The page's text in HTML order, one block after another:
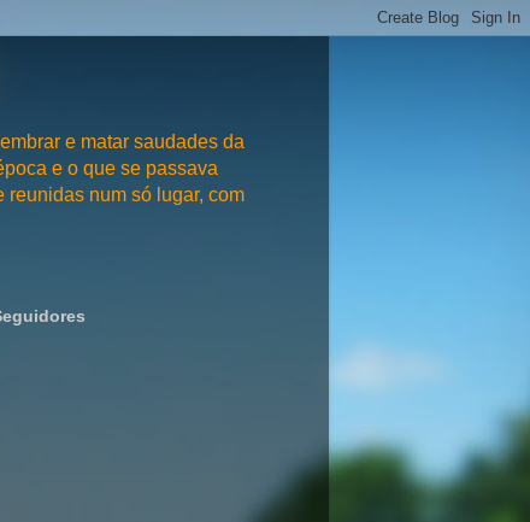
e matar saudades da
e o que se passava
num só lugar, com